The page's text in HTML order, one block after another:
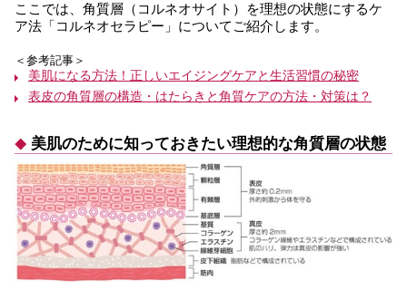
ここでは、角質層（コルネオサイト）を理想の状態にするケ
ア法「コルネオセラピー」についてご紹介します。
＜参考記事＞
美肌になる方法！正しいエイジングケアと生活習慣の秘密
表皮の角質層の構造・はたらきと角質ケアの方法・対策は？
美肌のために知っておきたい理想的な角質層の状態